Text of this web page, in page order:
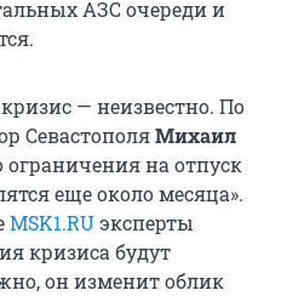
АЗС очереди и
— неизвестно. По
СевастополяМихаил
ограничения на отпуск
еще около месяца».
MSK1.RUэксперты
кризиса будут
он изменит облик